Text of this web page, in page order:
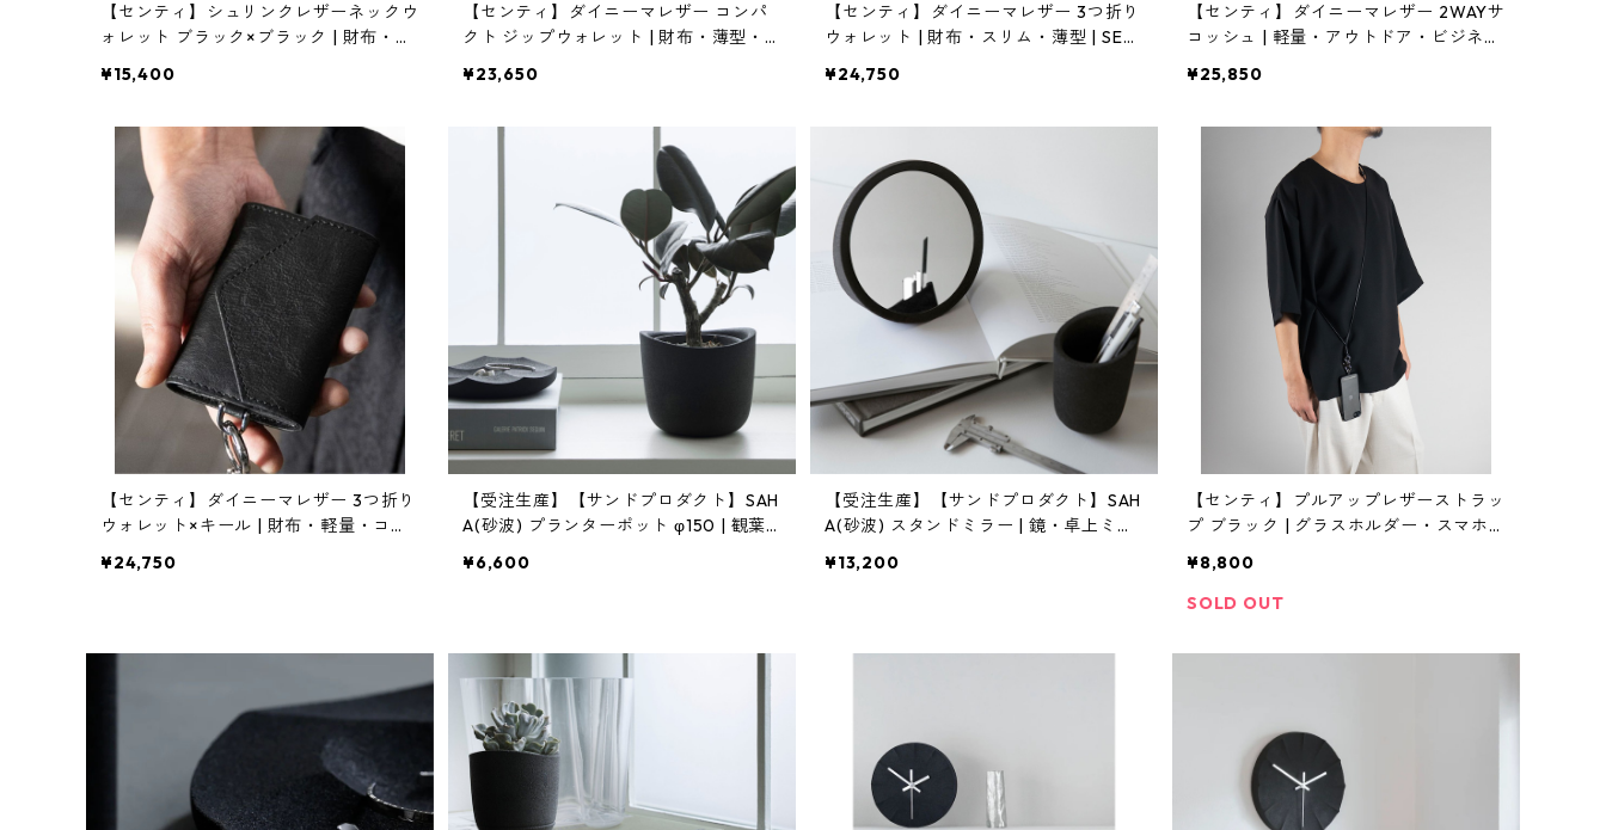
【センティ】シュリンクレザーネックウ
ォレット ブラック×ブラック | 財布・首
ナ)]
¥15,400
【センティ】ダイニーマレザー コンパ
クト ジップウォレット | 財布・薄型・
セナ)]
¥23,650
【センティ】ダイニーマレザー 3つ折り
ウォレット | 財布・スリム・薄型 | SEN
¥24,750
【センティ】ダイニーマレザー 2WAYサ
コッシュ | 軽量・アウトドア・ビジネス
¥25,850
【センティ】ダイニーマレザー 3つ折り
ウォレット×キール | 財布・軽量・コラ
セナ)]
¥24,750
【受注生産】【サンドプロダクト】SAH
A(砂波) プランターポット φ150 | 観葉
CT | [INASENA(イナセナ)]
¥6,600
【受注生産】【サンドプロダクト】SAH
A(砂波) スタンドミラー | 鏡・卓上ミラ
SENA(イナセナ)]
¥13,200
【センティ】プルアップレザーストラッ
プ ブラック | グラスホルダー・スマホ
ナセナ)]
¥8,800
SOLD OUT